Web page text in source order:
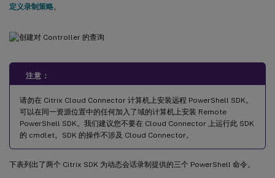
定义录制策略。
注意：
请勿在 Citrix Cloud Connector 计算机上安装远程 PowerShell SDK。
可以在同一资源位置中的任何加入了域的计算机上安装 Remote
PowerShell SDK。我们建议您不要在 Cloud Connector 上运行此 SDK
的 cmdlet。SDK 的操作不涉及 Cloud Connector。
下表列出了两个 Citrix SDK 为动态会话录制提供的三个 PowerShell 命令。